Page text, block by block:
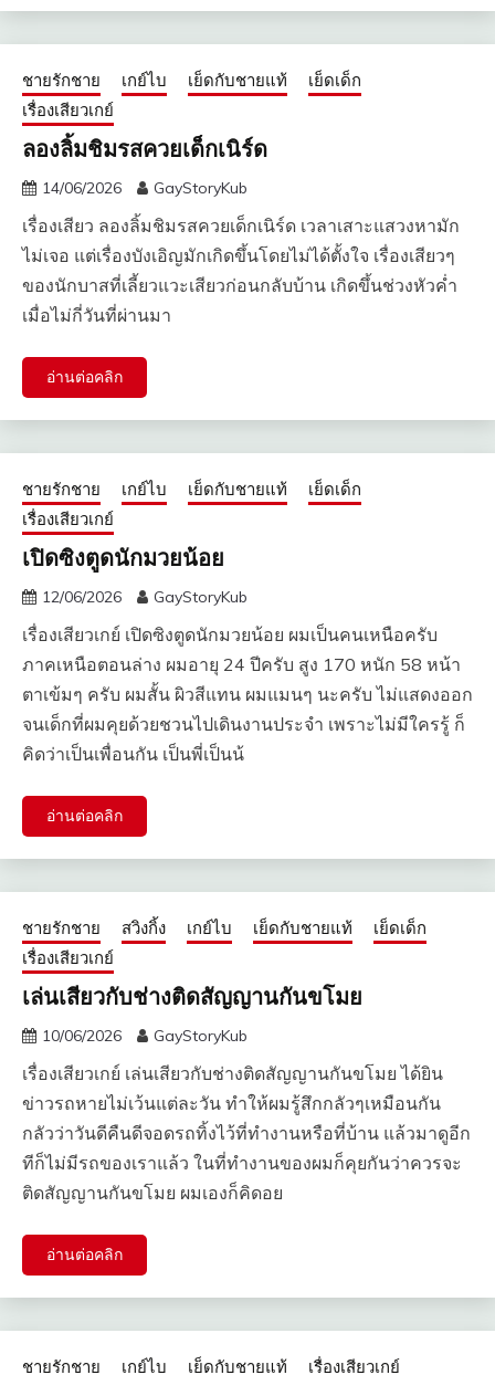
ชายรักชาย เกย์ไบ เย็ดกับชายแท้
เย็ดเด็ก
เรื่องเสียวเกย์
ลองลิ้มชิมรสควยเด็กเนิร์ด
14/06/2026 GayStoryKub
เรื่องเสียว ลองลิ้มชิมรสควยเด็กเนิร์ด เวลาเสาะแสวงหามัก
ไม่เจอ แต่เรื่องบังเอิญมักเกิดขึ้นโดยไม่ได้ตั้งใจ เรื่องเสียวๆ
ของนักบาสที่เลี้ยวแวะเสียวก่อนกลับบ้าน เกิดขึ้นช่วงหัวค่ำ
เมื่อไม่กี่วันที่ผ่านมา
อ่านต่อคลิก
ชายรักชาย เกย์ไบ เย็ดกับชายแท้
เย็ดเด็ก
เรื่องเสียวเกย์
เปิดซิงตูดนักมวยน้อย
12/06/2026 GayStoryKub
เรื่องเสียวเกย์ เปิดซิงตูดนักมวยน้อย ผมเป็นคนเหนือครับ
ภาคเหนือตอนล่าง ผมอายุ 24 ปีครับ สูง 170 หนัก 58 หน้า
ตาเข้มๆ ครับ ผมสั้น ผิวสีแทน ผมแมนๆ นะครับ ไม่แสดงออก
จนเด็กที่ผมคุยด้วยชวนไปเดินงานประจำ เพราะไม่มีใครรู้ ก็
คิดว่าเป็นเพื่อนกัน เป็นพี่เป็นน้
อ่านต่อคลิก
ชายรักชาย สวิงกิ้ง เกย์ไบ เย็ดกับชายแท้
เย็ดเด็ก
เรื่องเสียวเกย์
เล่นเสียวกับช่างติดสัญญานกันขโมย
10/06/2026 GayStoryKub
เรื่องเสียวเกย์ เล่นเสียวกับช่างติดสัญญานกันขโมย ได้ยิน
ข่าวรถหายไม่เว้นแต่ละวัน ทำให้ผมรู้สึกกลัวๆเหมือนกัน
กลัวว่าวันดีคืนดีจอดรถทิ้งไว้ที่ทำงานหรือที่บ้าน แล้วมาดูอีก
ทีก็ไม่มีรถของเราแล้ว ในที่ทำงานของผมก็คุยกันว่าควรจะ
ติดสัญญานกันขโมย ผมเองก็คิดอย
อ่านต่อคลิก
ชายรักชาย เกย์ไบ เย็ดกับชายแท้ เรื่องเสียวเกย์